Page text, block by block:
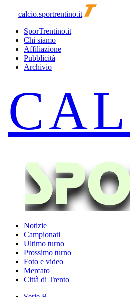
calcio.sportrentino.it
SporTrentino.it
Chi siamo
Affiliazione
Pubblicità
Archivio
Notizie
Campionati
Ultimo turno
Prossimo turno
Foto e video
Mercato
Città di Trento